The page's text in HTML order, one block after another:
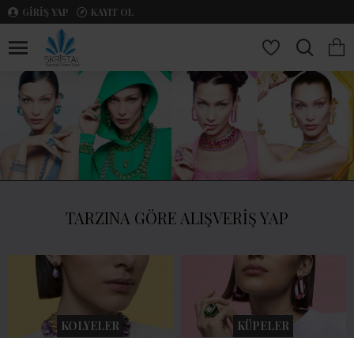
GIRIŞ YAP KAYIT OL
TARZINA GÖRE ALIŞVERİŞ YAP
KOLYELER KÜPELER